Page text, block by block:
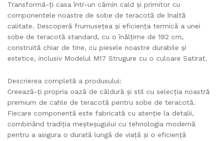
Transformă-ți casa într-un cămin cald și primitor cu
componentele noastre de sobe de teracotă de înaltă
calitate. Descoperă frumusețea și eficiența termică a unei
sobe de teracotă standard, cu o înălțime de 192 cm,
construită chiar de tine, cu piesele noastre durabile și
estetice, inclusiv Modelul M17 Strugure cu o culoare Satirat.
Descrierea completă a produsului:
Creează-ți propria oază de căldură și stil cu selecția noastră
premium de cahle de teracotă pentru sobe de teracotă.
Fiecare componentă este fabricată cu atenție la detalii,
combinând tradiția meșteșugului cu tehnologia modernă
pentru a asigura o durată lungă de viață și o eficiență